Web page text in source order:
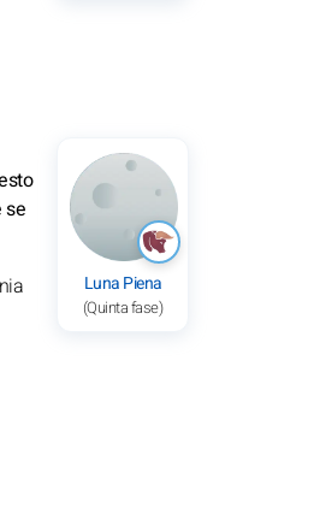
Luna Piena
(Quinta fase)
se